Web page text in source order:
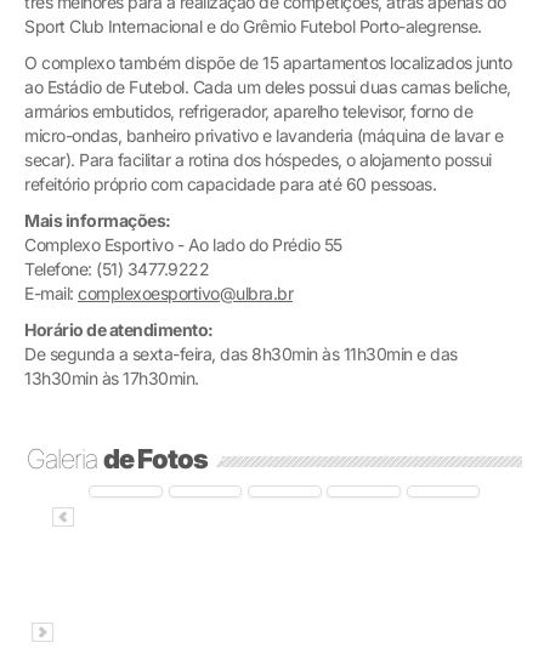
Sport Club Internacional e do Grêmio Futebol Porto-alegrense.
O complexo também dispõe de 15 apartamentos localizados junto
ao Estádio de Futebol. Cada um deles possui duas camas beliche,
armários embutidos, refrigerador, aparelho televisor, forno de
micro-ondas, banheiro privativo e lavanderia (máquina de lavar e
secar). Para facilitar a rotina dos hóspedes, o alojamento possui
refeitório próprio com capacidade para até 60 pessoas.
Mais informações:
Complexo Esportivo - Ao lado do Prédio 55
Telefone: (51) 3477.9222
E-mail: complexoesportivo@ulbra.br
Horário de atendimento:
De segunda a sexta-feira, das 8h30min às 11h30min e das
13h30min às 17h30min.
Galeriade Fotos